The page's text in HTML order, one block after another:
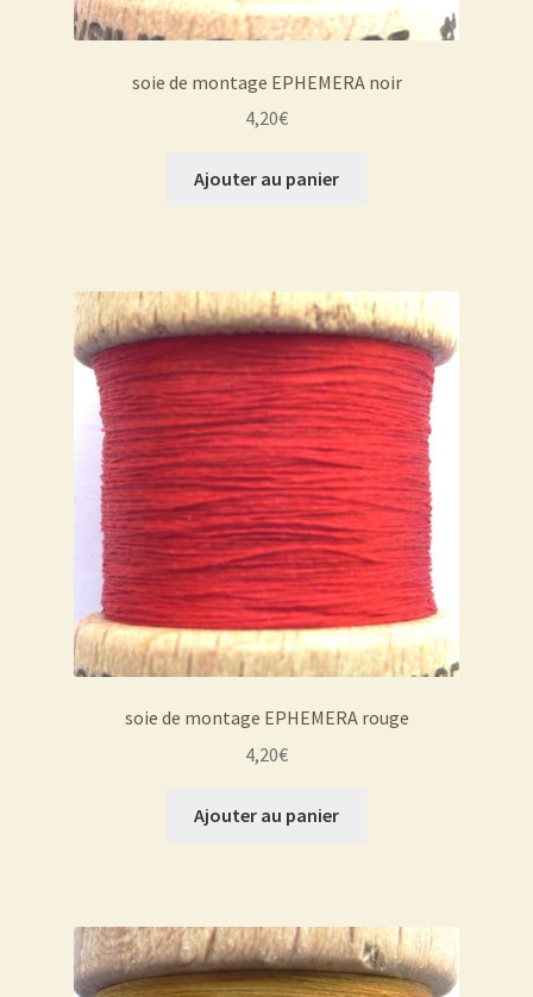
soie de montage EPHEMERA noir
4,20€
Ajouter au panier
soie de montage EPHEMERA rouge
4,20€
Ajouter au panier